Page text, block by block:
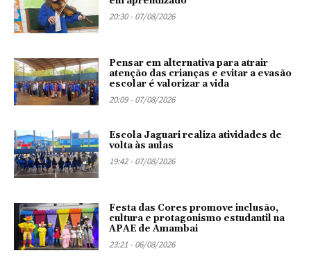
20:30 - 07/08/2026
Pensar em alternativa para atrair
atenção das crianças e evitar a evasão
escolar é valorizar a vida
20:09 - 07/08/2026
Escola Jaguari realiza atividades de
volta às aulas
19:42 - 07/08/2026
Festa das Cores promove inclusão,
cultura e protagonismo estudantil na
APAE de Amambai
23:21 - 06/08/2026